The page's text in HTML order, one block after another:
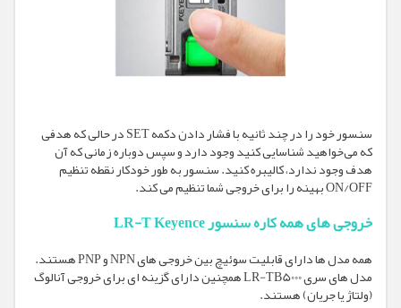
سنسور خود را در چند ثانیه با فشار دادن دکمه SET در حالی که هدفی
که می‌خواهید شناسایی کنید وجود دارد و سپس دوباره زمانی که آن
هدف وجود ندارد، کالیبره کنید. سنسور به طور خودکار نقطه تنظیم
ON/OFF بهینه را برای خروجی شما تنظیم می کند.
خروجی های همه کاره سنسور LR-T Keyence
همه مدل ها دارای قابلیت سوئیچ بین خروجی های NPN و PNP هستند.
مدل های سری LR-TB5000 همچنین دارای گزینه ای برای خروجی آنالوگ
(ولتاژ یا جریان) هستند.